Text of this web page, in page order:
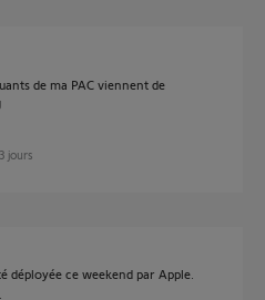
de ma PAC viennent de
jours
déployée ce weekend par Apple.